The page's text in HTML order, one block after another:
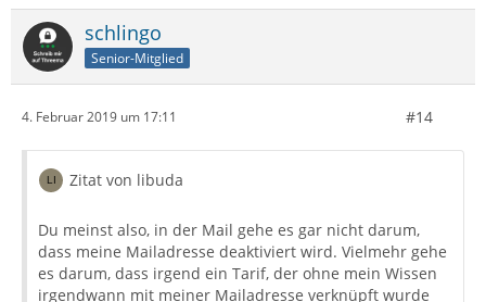
schlingo
Senior-Mitglied
4. Februar 2019 um 17:11 #14
Zitat von libuda
Du meinst also, in der Mail gehe es gar nicht darum,
dass meine Mailadresse deaktiviert wird. Vielmehr gehe
es darum, dass irgend ein Tarif, der ohne mein Wissen
irgendwann mit meiner Mailadresse verknüpft wurde